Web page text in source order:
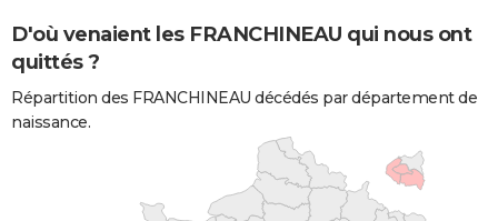
D'où venaient les FRANCHINEAU qui nous ont
quittés ?
Répartition des FRANCHINEAU décédés par département de
naissance.